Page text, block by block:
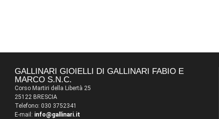
GALLINARI GIOIELLI DI GALLINARI FABIO E
MARCO S.N.C.
Corso Martiri della Libertà 25
25122 BRESCIA
Telefono: 030 3752341
E-mail: info@gallinari.it